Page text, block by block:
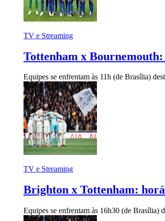
TV e Streaming
Tottenham x
Equipes se enfrentam às 11h (de Brasília)
TV e Streaming
Brighton x Tottenham:
Equipes se enfrentam às 16h30 (de Brasília)